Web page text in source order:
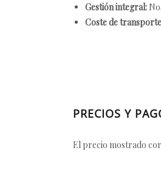
Gestión integral:
Coste de
PRECIOS Y
El precio mostrado